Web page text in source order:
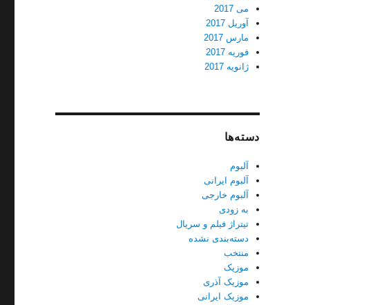
می 2017
آوریل 2017
مارس 2017
فوریه 2017
ژانویه 2017
دسته‌ها
آلبوم
آلبوم ایرانی
آلبوم خارجی
به زودی
تیتراژ فیلم و سریال
دسته‌بندی نشده
منتخب
موزیک
موزیک آذری
موزیک ایرانی